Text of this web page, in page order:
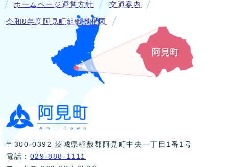
ホームページ運営方針 交通案内
令和8年度阿見町組織機構図
〒300-0392 茨城県稲敷郡阿見町中央一丁目1番1号
電話： 029-888-1111